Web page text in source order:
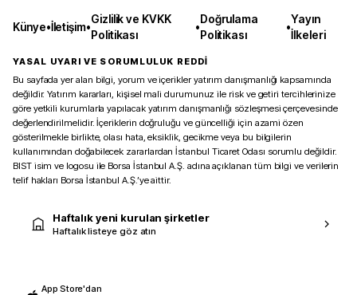
Künye•İletişim•
Gizlilik ve KVKK
Politikası
•
Doğrulama
Politikası
•
Yayın
İlkeleri
YASAL UYARI VE SORUMLULUK REDDİ
Bu sayfada yer alan bilgi, yorum ve içerikler yatırım danışmanlığı kapsamında
değildir. Yatırım kararları, kişisel mali durumunuz ile risk ve getiri tercihlerinize
göre yetkili kurumlarla yapılacak yatırım danışmanlığı sözleşmesi çerçevesinde
değerlendirilmelidir. İçeriklerin doğruluğu ve güncelliği için azami özen
gösterilmekle birlikte, olası hata, eksiklik, gecikme veya bu bilgilerin
kullanımından doğabilecek zararlardan İstanbul Ticaret Odası sorumlu değildir.
BIST isim ve logosu ile Borsa İstanbul A.Ş. adına açıklanan tüm bilgi ve verilerin
telif hakları Borsa İstanbul A.Ş.’ye aittir.
Haftalık yeni kurulan şirketler
Haftalık listeye göz atın
App Store'dan